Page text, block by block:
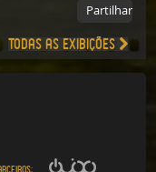
Partilhar
Todas as exibições